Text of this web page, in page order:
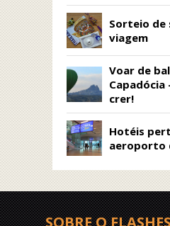
Sorteio de
viagem
Voar de
Capadócia
crer!
Hotéis
aeroporto